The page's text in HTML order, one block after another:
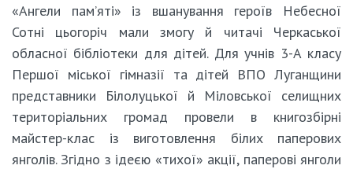
«Ангели памʼяті» із вшанування героїв Небесної
Сотні цьогоріч мали змогу й читачі Черкаської
обласної бібліотеки для дітей. Для учнів 3-А класу
Першої міської гімназії та дітей ВПО Луганщини
представники Білолуцької й Міловської селищних
територіальних громад провели в книгозбірні
майстер-клас із виготовлення білих паперових
янголів. Згідно з ідеєю «тихої» акції, паперові янголи